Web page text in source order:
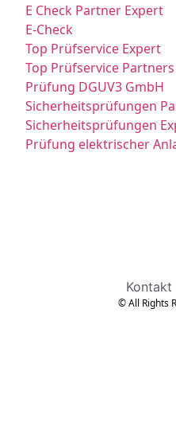
E Check Partner Expert
E-Check
Top Prüfservice Expert
Top Prüfservice Partners
Prüfung DGUV3 GmbH
Sicherheitsprüfungen
Sicherheitsprüfungen
Prüfung elektrischer
Kontakt
© All Rights